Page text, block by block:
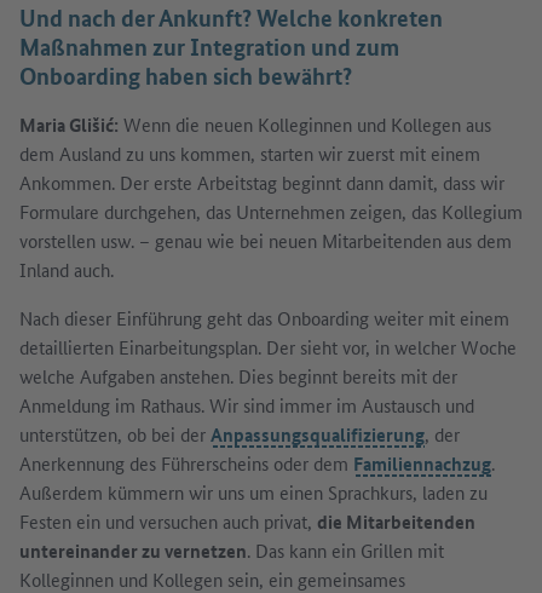
Und nach der Ankunft? Welche konkreten
Maßnahmen zur Integration und zum
Onboarding haben sich bewährt?
Maria Glišić: Wenn die neuen Kolleginnen und Kollegen aus
dem Ausland zu uns kommen, starten wir zuerst mit einem
Ankommen. Der erste Arbeitstag beginnt dann damit, dass wir
Formulare durchgehen, das Unternehmen zeigen, das Kollegium
vorstellen usw. – genau wie bei neuen Mitarbeitenden aus dem
Inland auch.
Nach dieser Einführung geht das Onboarding weiter mit einem
detaillierten Einarbeitungsplan. Der sieht vor, in welcher Woche
welche Aufgaben anstehen. Dies beginnt bereits mit der
Anmeldung im Rathaus. Wir sind immer im Austausch und
unterstützen, ob bei derAnpassungsqualifizierung, der
Anerkennung des Führerscheins oder dem Familiennachzug.
Außerdem kümmern wir uns um einen Sprachkurs, laden zu
Festen ein und versuchen auch privat, die Mitarbeitenden
untereinander zu vernetzen. Das kann ein Grillen mit
Kolleginnen und Kollegen sein, ein gemeinsames